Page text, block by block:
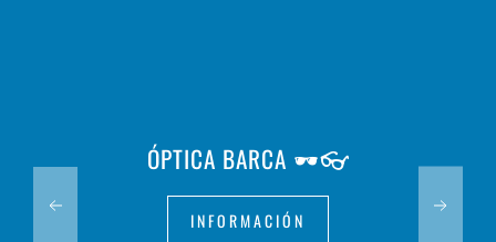
ÓPTICA BARCA 🕶️👓
INFORMACIÓN